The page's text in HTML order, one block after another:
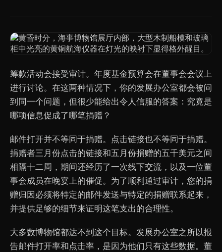
筹款活动会接受审计。年度基金预算会在董事会会议上
进行讨论。在这两种情况下，你的发展办公室都会被问
到同一个问题，但很少能给出令人信服的答案：究竟是
哪项信息促成了哪笔捐赠？
邮件打开并不等同于捐赠。点击链接也不等同于捐赠。
捐赠者三月份点击的链接和五月份捐赠的五千美元之间
相隔十二周，期间还经历了一次线下交流，以及一位董
事会成员在晚宴上的催促。为了顺利通过审计，您的捐
赠归因必须将特定的邮件发送与特定的捐赠联系起来，
并提供足够的细节来证明这笔支出的合理性。
大多数博物馆都达不到这个目标。发展办公室之所以报
告邮件打开率和点击率，是因为他们只有这些数据。董